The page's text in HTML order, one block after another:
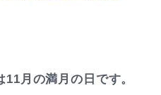
月の満月の日です。